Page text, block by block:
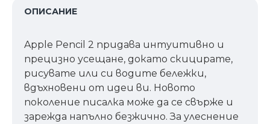
ОПИСАНИЕ
Apple Pencil 2 придава интуитивно и
прецизно усещане, докато скицирате,
рисувате или си водите бележки,
вдъхновени от идеи ви. Новото
поколение писалка може да се свърже и
зарежда напълно безжично. За улеснение